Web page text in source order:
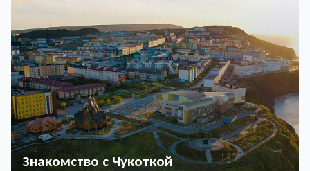
Знакомство с Чукоткой